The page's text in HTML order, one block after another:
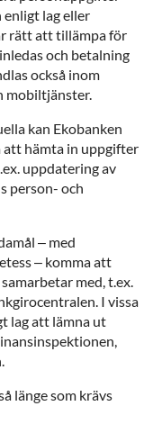
lag eller
rätt att tillämpa för
och betalning
också inom
mobiltjänster.
kan Ekobanken
att hämta in uppgifter
uppdatering av
person- och
– med
– komma att
med, t.ex.
I vissa
lag att lämna ut
länge som krävs